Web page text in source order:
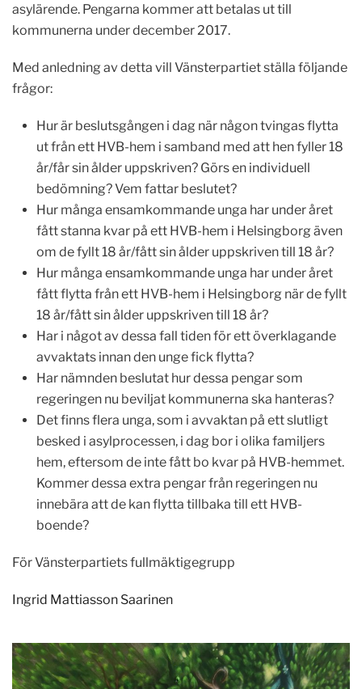
asylärende. Pengarna kommer att betalas ut till
kommunerna under december 2017.
Med anledning av detta vill Vänsterpartiet ställa följande
frågor:
Hur är beslutsgången i dag när någon tvingas flytta
ut från ett HVB-hem i samband med att hen fyller 18
år/får sin ålder uppskriven? Görs en individuell
bedömning? Vem fattar beslutet?
Hur många ensamkommande unga har under året
fått stanna kvar på ett HVB-hem i Helsingborg även
om de fyllt 18 år/fått sin ålder uppskriven till 18 år?
Hur många ensamkommande unga har under året
fått flytta från ett HVB-hem i Helsingborg när de fyllt
18 år/fått sin ålder uppskriven till 18 år?
Har i något av dessa fall tiden för ett överklagande
avvaktats innan den unge fick flytta?
Har nämnden beslutat hur dessa pengar som
regeringen nu beviljat kommunerna ska hanteras?
Det finns flera unga, som i avvaktan på ett slutligt
besked i asylprocessen, i dag bor i olika familjers
hem, eftersom de inte fått bo kvar på HVB-hemmet.
Kommer dessa extra pengar från regeringen nu
innebära att de kan flytta tillbaka till ett HVB-
boende?
För Vänsterpartiets fullmäktigegrupp
Ingrid Mattiasson Saarinen